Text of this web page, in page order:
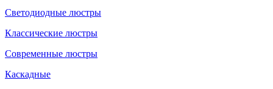
Светодиодные люстры
Классические люстры
Современные люстры
Каскадные